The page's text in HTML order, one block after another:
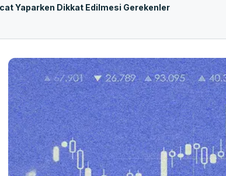
Yaparken Dikkat Edilmesi Gerekenler